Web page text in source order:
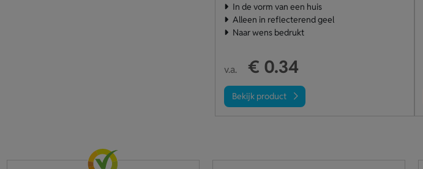
In de vorm van een huis
Alleen in reflecterend geel
Naar wens bedrukt
v.a. € 0.34
Bekijk product